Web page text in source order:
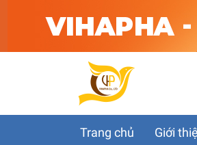
Trang chủ Giới